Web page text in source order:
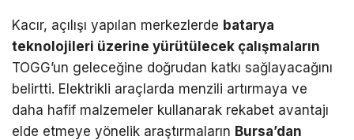
Kacır, açılışı yapılan merkezlerde batarya
teknolojileri üzerine yürütülecek çalışmaların
TOGG’un geleceğine doğrudan katkı sağlayacağını
belirtti. Elektrikli araçlarda menzili artırmaya ve
daha hafif malzemeler kullanarak rekabet avantajı
elde etmeye yönelik araştırmaların Bursa’dan